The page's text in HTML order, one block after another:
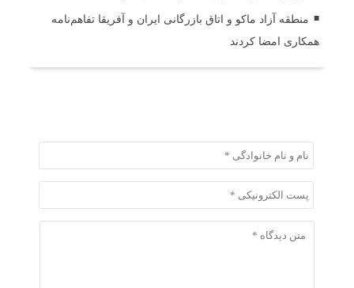
منطقه آزاد ماکو و اتاق بازرگانی ایران و آفریقا تفاهم‌نامه
همکاری امضا کردند